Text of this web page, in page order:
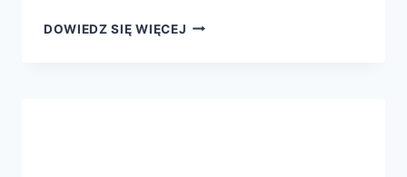
DOWIEDZ SIĘ WIĘCEJ